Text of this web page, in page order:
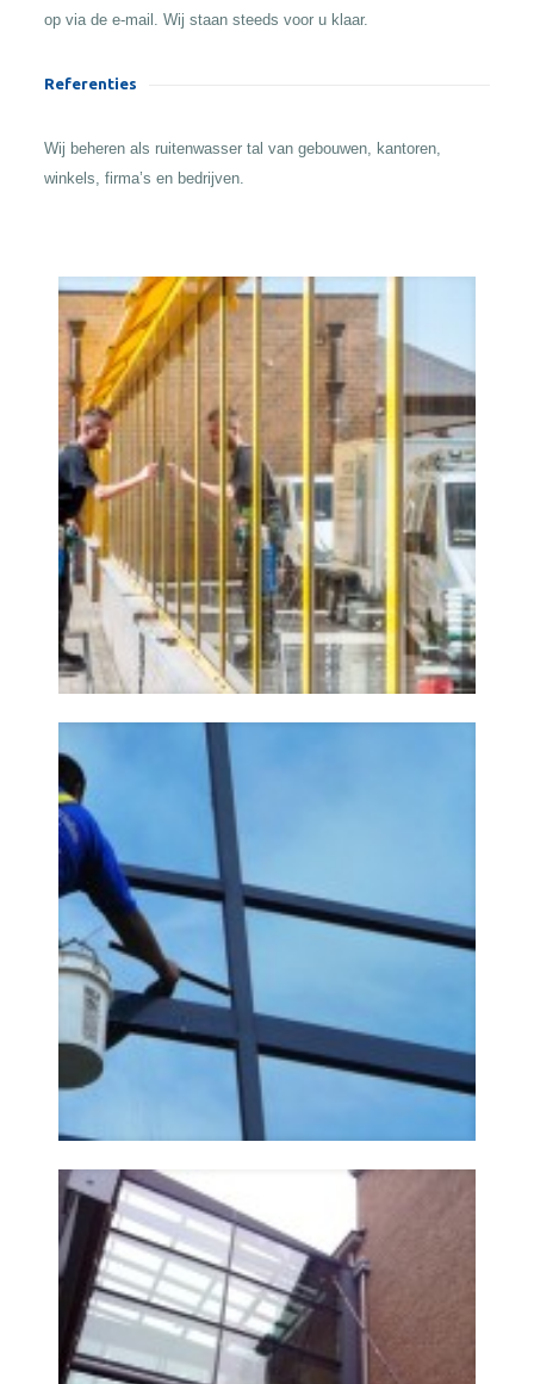
op via de e-mail. Wij staan steeds voor u klaar.
Referenties
Wij beheren als ruitenwasser tal van gebouwen, kantoren,
winkels, firma’s en bedrijven.